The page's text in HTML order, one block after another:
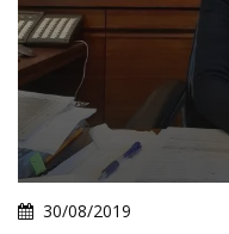
30/08/2019